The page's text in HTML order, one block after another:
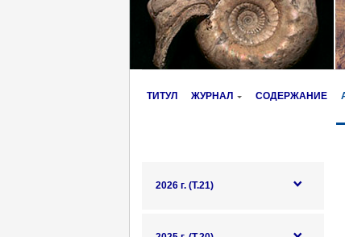
ТИТУЛ ЖУРНАЛ СОДЕРЖАНИЕ
2026 г. (Т.21)